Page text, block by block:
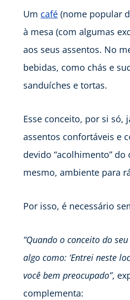
Um café (nome popular
à mesa (com algumas
aos seus assentos. No
bebidas, como chás e
sanduíches e tortas.
Esse conceito, por si só,
assentos confortáveis e
devido “acolhimento”
mesmo, ambiente para
Por isso, é necessário
“Quando o conceito do
algo como: ‘Entrei neste
você bem preocupado”,
complementa: